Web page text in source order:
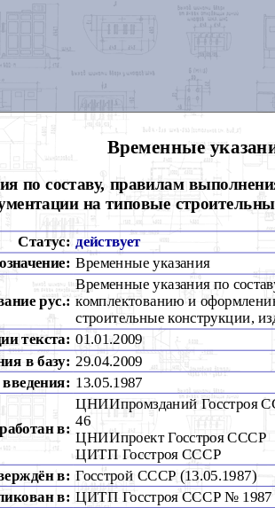
Временные
по составу, правилам
на типовые
Статус: действует
Временные указания
рус.:
Временные указания по
комплектованию и
строительные конструкции,
текста: 01.01.2009
в базу: 29.04.2009
13.05.1987
в:
ЦНИИпромзданий Госстроя
46
ЦНИИпроект Госстроя СССР
ЦИТП Госстроя СССР
в: Госстрой СССР (13.05.1987)
в: ЦИТП Госстроя СССР № 1987